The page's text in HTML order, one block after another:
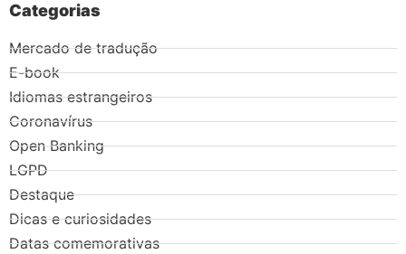
Categorias
Mercado de tradução
E-book
Idiomas estrangeiros
Coronavírus
Open Banking
LGPD
Destaque
Dicas e curiosidades
Datas comemorativas